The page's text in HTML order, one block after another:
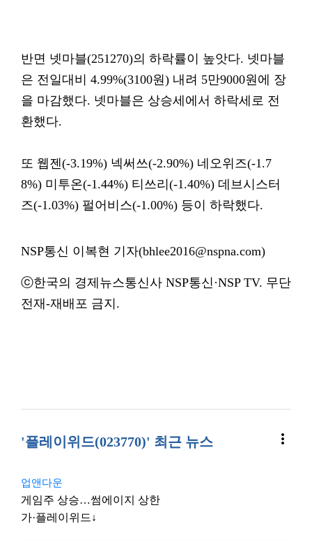
반면 넷마블(251270)의 하락률이 높앗다. 넷마블
은 전일대비 4.99%(3100원) 내려 5만9000원에 장
을 마감했다. 넷마블은 상승세에서 하락세로 전
환했다.
또 웹젠(-3.19%) 넥써쓰(-2.90%) 네오위즈(-1.7
8%) 미투온(-1.44%) 티쓰리(-1.40%) 데브시스터
즈(-1.03%) 펄어비스(-1.00%) 등이 하락했다.
NSP통신 이복현 기자(bhlee2016@nspna.com)
ⓒ한국의 경제뉴스통신사 NSP통신·NSP TV. 무단
전재-재배포 금지.
'플레이위드(023770)' 최근 뉴스 more_vert
업앤다운
게임주 상승…썸에이지 상한
가·플레이위드↓